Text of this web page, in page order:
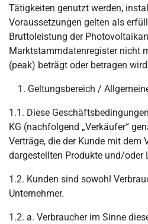
Tätigkeiten genutzt werden,
Voraussetzungen gelten als
Bruttoleistung der
Marktstammdatenregister nicht
(peak) beträgt oder betragen
Geltungsbereich /
1.1. Diese
KG (nachfolgend „Verkäufer“
Verträge, die der Kunde mit dem
dargestellten Produkte und/oder
1.2. Kunden sind sowohl
Unternehmer.
1.2. a. Verbraucher im Sinne